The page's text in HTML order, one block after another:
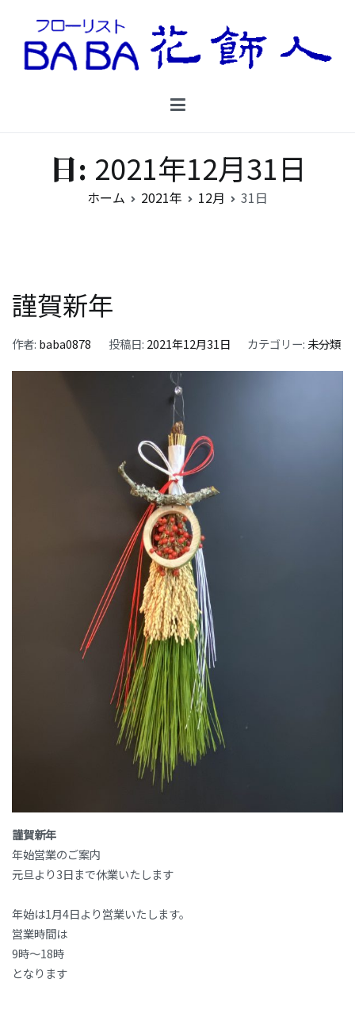
日: 2021年12月31日
ホーム 2021年 12月 31日
謹賀新年
作者: baba0878 投稿日: 2021年12月31日 カテゴリー: 未分類
謹賀新年
年始営業のご案内
元旦より3日まで休業いたします
年始は1月4日より営業いたします。
営業時間は
9時～18時
となります